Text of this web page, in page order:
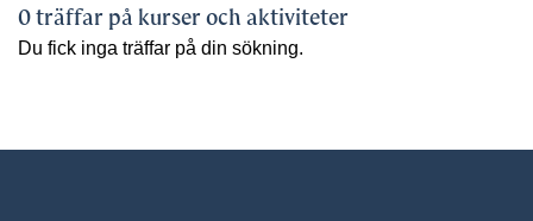
0 träffar på kurser och aktiviteter
Du fick inga träffar på din sökning.